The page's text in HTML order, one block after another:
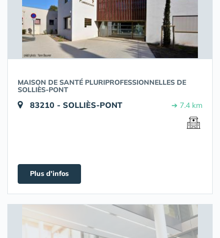
MAISON DE SANTÉ PLURIPROFESSIONNELLES DE
SOLLIÈS-PONT
83210 - SOLLIÈS-PONT ➔ 7.4 km
Plus d'infos